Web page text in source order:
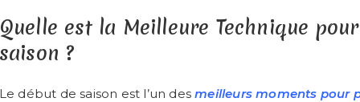
est la Meilleure Technique
?
début de saison est l’un desmeilleurs moments pour